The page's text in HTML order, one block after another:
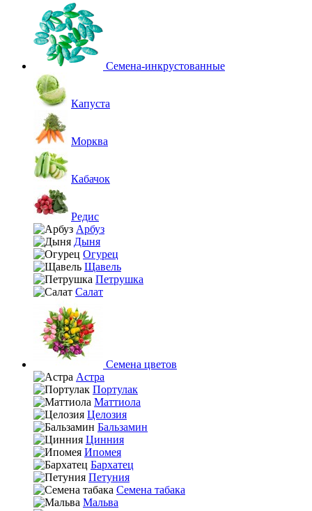
Семена-инкрустованные
Капуста
Морква
Кабачок
Редис
Арбуз
Дыня
Огурец
Щавель
Петрушка
Салат
Семена цветов
Астра
Портулак
Маттиола
Целозия
Бальзамин
Цинния
Ипомея
Бархатец
Петуния
Семена табака
Мальва